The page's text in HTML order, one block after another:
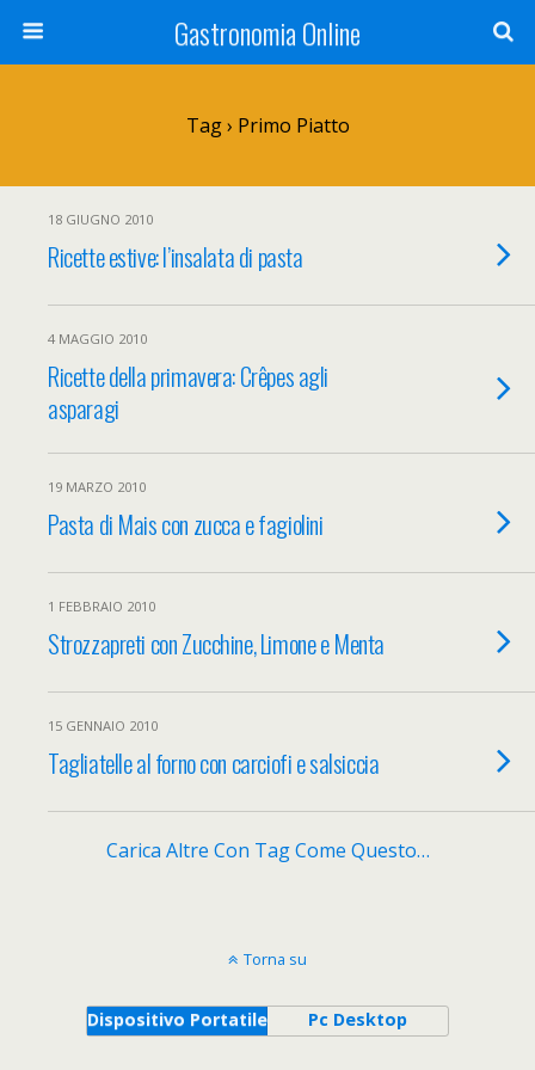
Gastronomia Online
Tag › Primo Piatto
18 GIUGNO 2010
Ricette estive: l’insalata di pasta
4 MAGGIO 2010
Ricette della primavera: Crêpes agli
asparagi
19 MARZO 2010
Pasta di Mais con zucca e fagiolini
1 FEBBRAIO 2010
Strozzapreti con Zucchine, Limone e Menta
15 GENNAIO 2010
Tagliatelle al forno con carciofi e salsiccia
Carica Altre Con Tag Come Questo…
Torna su
Dispositivo Portatile Pc Desktop